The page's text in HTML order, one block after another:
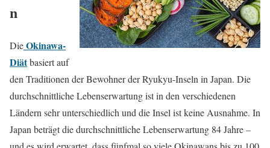
n
DieOkinawa-
Diätbasiert auf
den Traditionen der Bewohner der Ryukyu-Inseln in Japan. Die
durchschnittliche Lebenserwartung ist in den verschiedenen
Ländern sehr unterschiedlich und die Insel ist keine Ausnahme. In
Japan beträgt die durchschnittliche Lebenserwartung 84 Jahre –